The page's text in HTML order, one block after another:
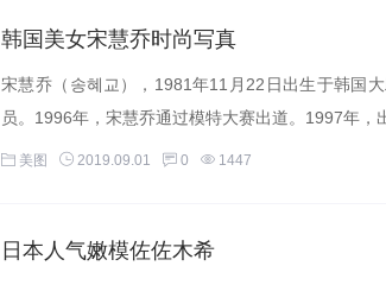
韩国美女宋慧乔时尚写真
宋慧乔（송혜교），1981年11月22日出生于韩国
员。1996年，宋慧乔通过模特大赛出道。1997年，
美图 2019.09.01 0 1447
日本人气嫩模佐佐木希